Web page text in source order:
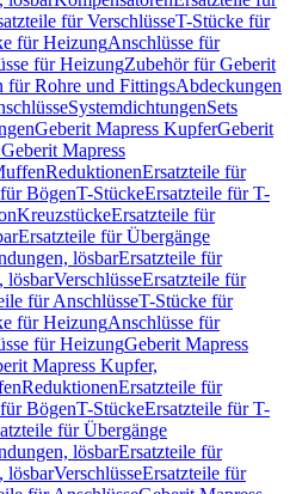
für VerschlüsseT-Stücke für
für HeizungAnschlüsse für
für HeizungZubehör für Geberit
für Rohre und FittingsAbdeckungen
SystemdichtungenSets
Geberit Mapress KupferGeberit
Mapress
ReduktionenErsatzteile für
BögenT-StückeErsatzteile für T-
KreuzstückeErsatzteile für
Ersatzteile für Übergänge
lösbarErsatzteile für
lösbarVerschlüsseErsatzteile für
für AnschlüsseT-Stücke für
für HeizungAnschlüsse für
für HeizungGeberit Mapress
Mapress Kupfer,
ReduktionenErsatzteile für
BögenT-StückeErsatzteile für T-
für Übergänge
lösbarErsatzteile für
lösbarVerschlüsseErsatzteile für